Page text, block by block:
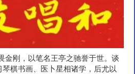
金刚，以笔名王亭之驰誉于世。谈
棋书画、医卜星相诸学，后尤以